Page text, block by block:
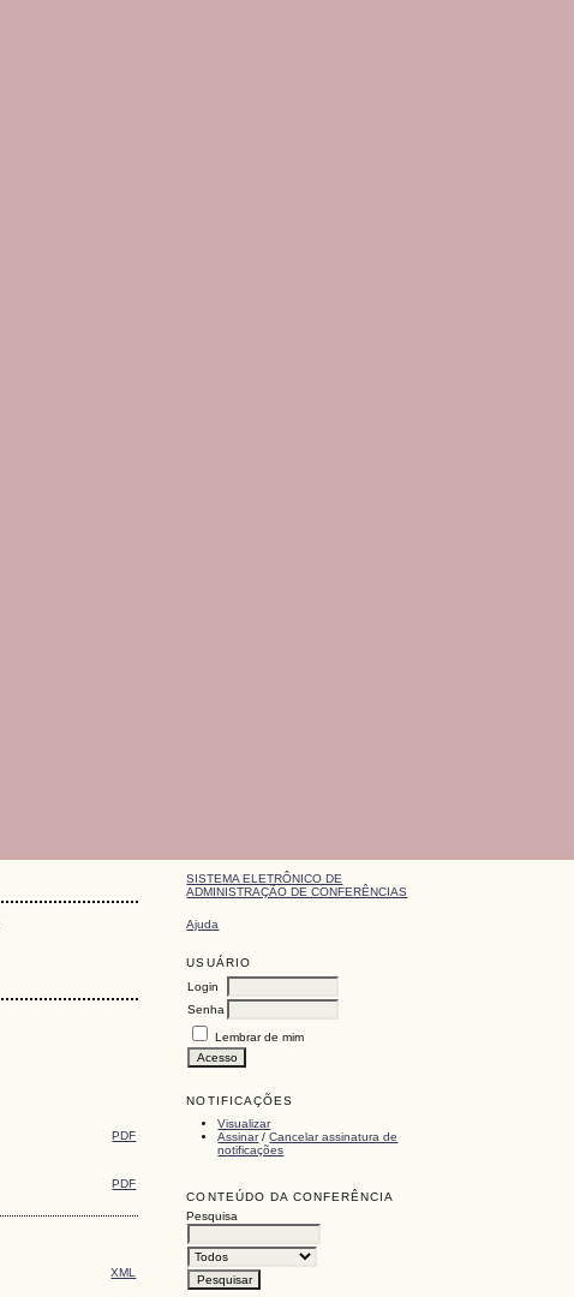
SISTEMA ELETRÔNICO DE
ADMINISTRAÇÃO DE CONFERÊNCIAS
Ajuda
USUÁRIO
Login
Senha
Lembrar de mim
NOTIFICAÇÕES
Visualizar
Assinar/Cancelar assinatura de
notificações
CONTEÚDO DA CONFERÊNCIA
Pesquisa
PDF
PDF
XML